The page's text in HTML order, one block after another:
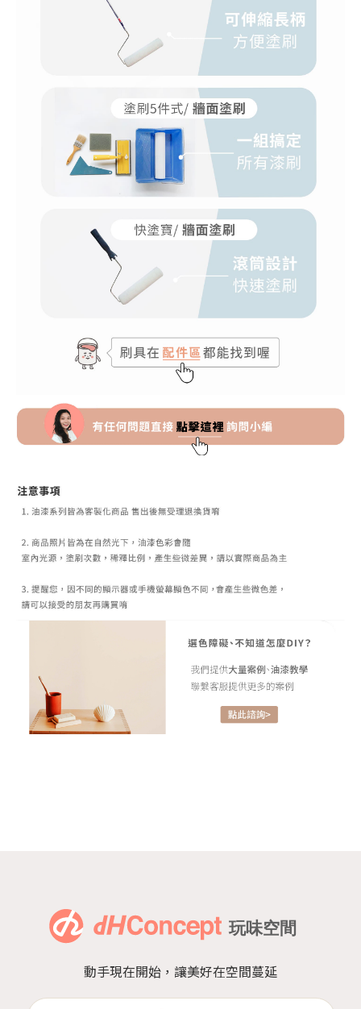
動手現在開始，讓美好在空間蔓延